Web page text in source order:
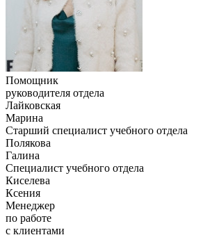
Помощник
руководителя отдела
Лайковская
Марина
Старший специалист учебного отдела
Полякова
Галина
Специалист учебного отдела
Киселева
Ксения
Менеджер
по работе
с клиентами